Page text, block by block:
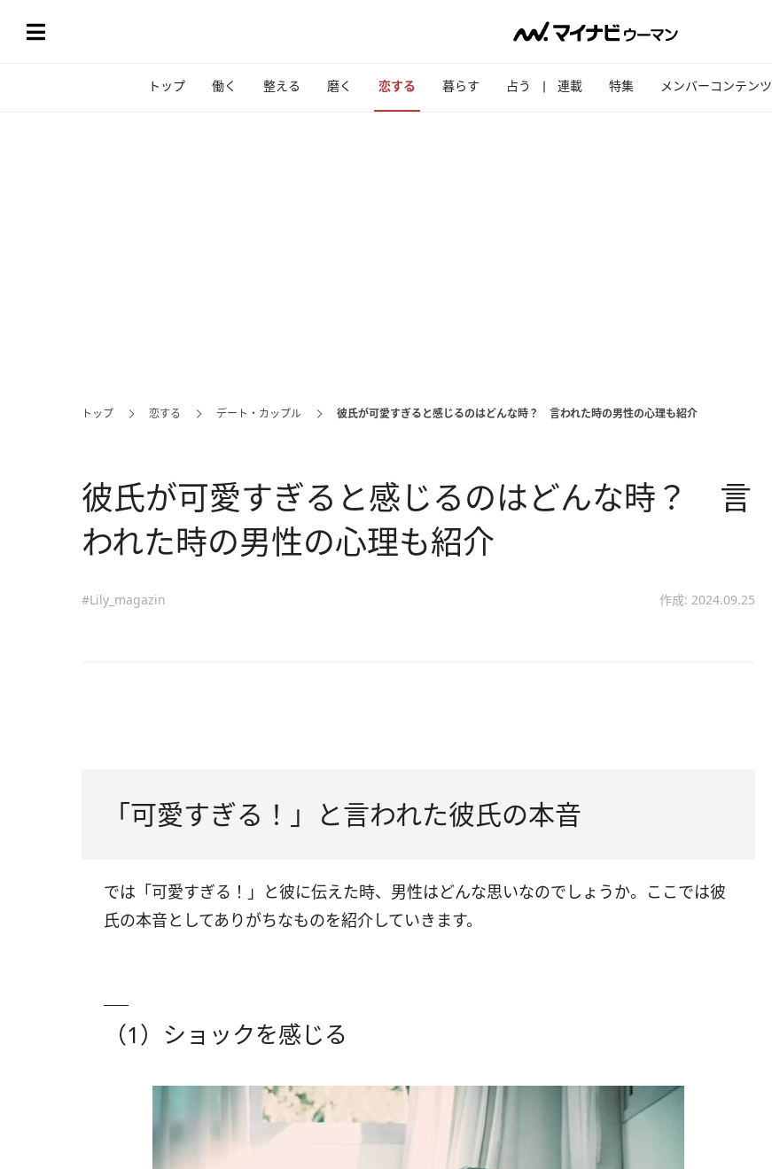
トップ 働く 整える 磨く 恋する 暮らす 占う 連載 特集 メンバーコンテンツ
トップ 恋する デート・カップル 彼氏が可愛すぎると感じるのはどんな時？ 言われた時の男性の心理も紹介
彼氏が可愛すぎると感じるのはどんな時？ 言
われた時の男性の心理も紹介
#Lily_magazin 作成: 2024.09.25
「可愛すぎる！」と言われた彼氏の本音
では「可愛すぎる！」と彼に伝えた時、男性はどんな思いなのでしょうか。ここでは彼
氏の本音としてありがちなものを紹介していきます。
（1）ショックを感じる